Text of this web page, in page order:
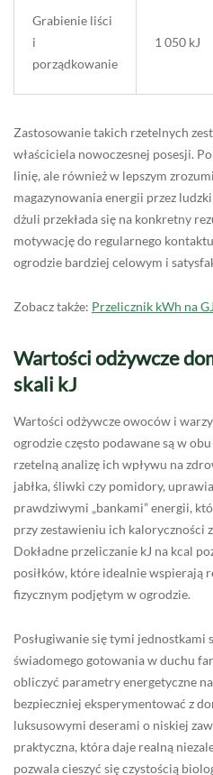
Grabienie liści
i
porządkowanie
1 050 kJ
Zastosowanie takich rzetelnych
właściciela nowoczesnej posesji.
linię, ale również w lepszym
magazynowania energii przez
dżuli przekłada się na konkretny
motywację do regularnego
ogrodzie bardziej celowym i
Zobacz także: Przelicznik kWh na
Wartości odżywcze
skali kJ
Wartości odżywcze owoców i
ogrodzie często podawane są w
rzetelną analizę ich wpływu na
jabłka, śliwki czy pomidory,
prawdziwymi „bankami” energii,
przy zestawieniu ich kaloryczności
Dokładne przeliczanie kJ na kcal
posiłków, które idealnie wspierają
fizycznym podjętym w ogrodzie.
Posługiwanie się tymi
świadomego gotowania w duchu
obliczyć parametry energetyczne
bezpieczniej eksperymentować z
luksusowymi deserami o niskiej
praktyczna, która daje realną
pozwala cieszyć się czystością